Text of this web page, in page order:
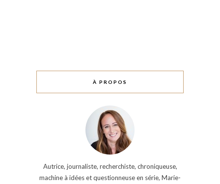
À PROPOS
Autrice, journaliste, recherchiste, chroniqueuse,
machine à idées et questionneuse en série, Marie-